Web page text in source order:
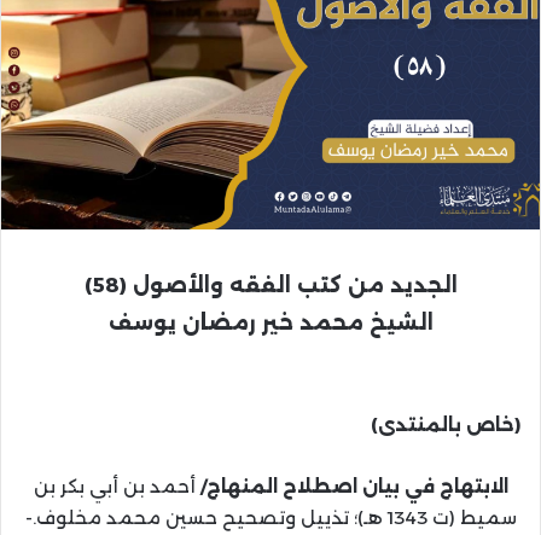
الجديد من كتب الفقه والأصول (58)
الشيخ محمد خير رمضان يوسف
(خاص بالمنتدى)
الابتهاج في بيان اصطلاح المنهاج/ أحمد بن أبي بكر بن
سميط (ت 1343 هـ)؛ تذييل وتصحيح حسين محمد مخلوف.-